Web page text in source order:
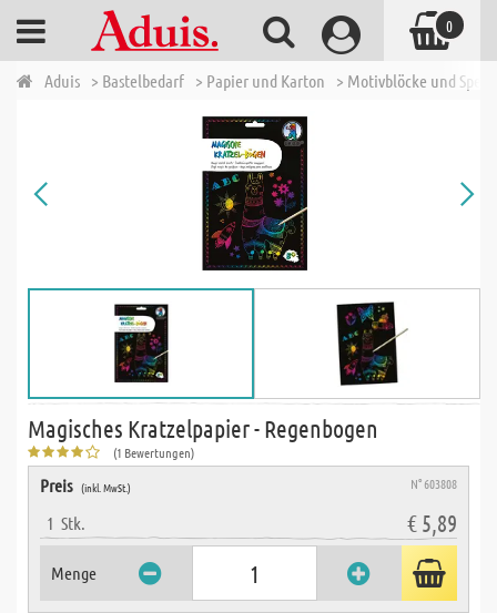
Aduis > Bastelbedarf > Papier und Karton > Motivblöcke und
Magisches Kratzelpapier - Regenbogen
(1 Bewertungen)
Preis (inkl. MwSt.) N° 603808
1 Stk. € 5,89
Menge
0